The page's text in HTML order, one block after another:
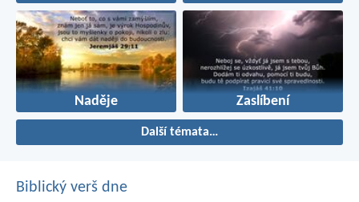
Naděje Zaslíbení
Další témata…
Biblický verš dne